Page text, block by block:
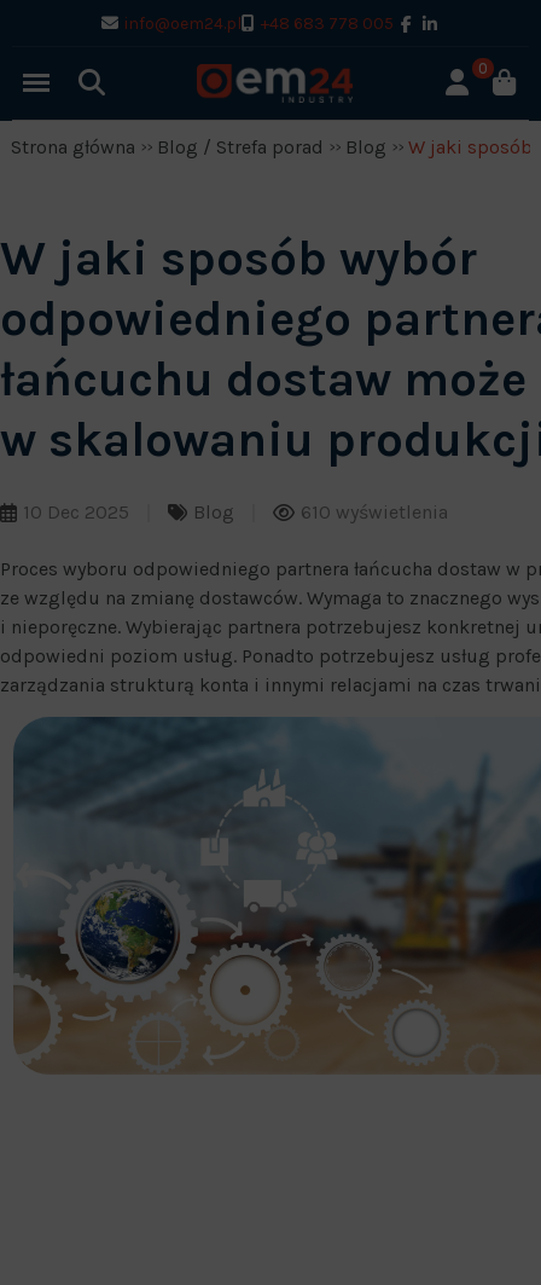
info@oem24.pl +48 683 778 005
0
Strona główna Blog / Strefa porad Blog W jaki sposób
W jaki sposób wybór
odpowiedniego
łańcuchu dostaw
w skalowaniu
10 Dec 2025 Blog 610 wyświetlenia
Proces wyboru odpowiedniego partnera łańcucha dostaw w
ze względu na zmianę dostawców. Wymaga to znacznego
i nieporęczne. Wybierając partnera potrzebujesz konkretnej
odpowiedni poziom usług. Ponadto potrzebujesz usług
zarządzania strukturą konta i innymi relacjami na czas